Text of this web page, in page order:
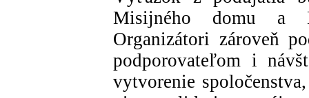
Misijného domu a
Organizátori zároveň
podporovateľom i
vytvorenie